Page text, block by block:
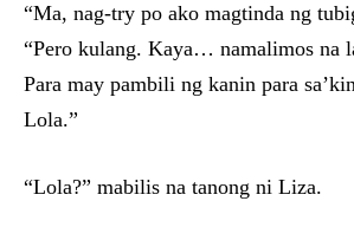
“Ma, nag-try po ako magtinda ng
“Pero kulang. Kaya… namalimos na
Para may pambili ng kanin para
Lola.”
“Lola?” mabilis na tanong ni Liza.